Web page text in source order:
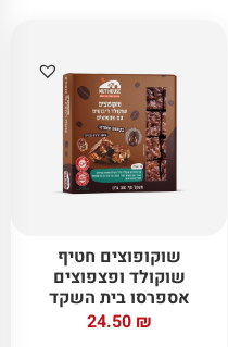
שוקופוצים חטיף
שוקולד ופצפוצים
אספרסו בית השקד
24.50 ₪